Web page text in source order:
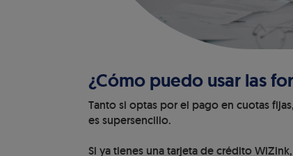
¿Cómo puedo usar las
Tanto si optas por el pago en cuotas
es supersencillo.
Si ya tienes una tarjeta de crédito